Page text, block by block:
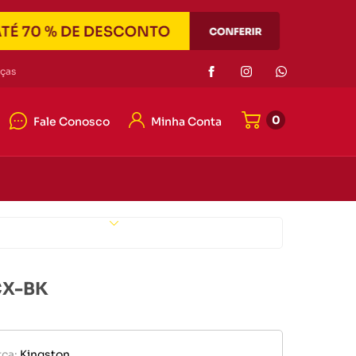
Fale Conosco
7121
Minha Conta 0
de pilha
Eletrônicos
de pilha
portátil
BK